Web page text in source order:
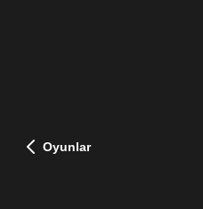
Oyunlar